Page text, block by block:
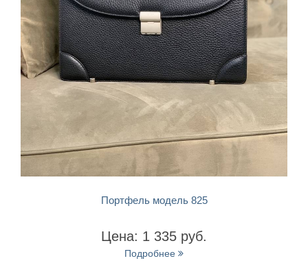
Портфель модель 825
Цена: 1 335 руб.
Подробнее